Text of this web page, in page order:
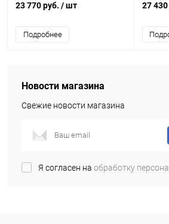
23 770 руб. / шт
Подробнее
27 430
Новости магазина
Свежие новости магазина
Я согласен на обработку